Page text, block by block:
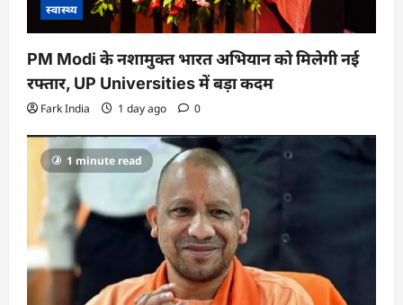
स्वास्थ्य
PM Modi के नशामुक्त भारत अभियान को मिलेगी नई
रफ्तार, UP Universities में बड़ा कदम
Fark India 1 day ago 0
1 minute read